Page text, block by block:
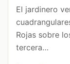
El jardinero
Rojas sobre
tercera…